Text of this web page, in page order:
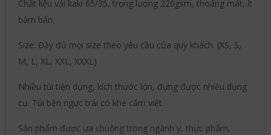
Chất liệu vải kaki 65/35, trọng lượng 220gsm, thoáng mát, ít
bám bẩn.
Size: Đầy đủ mọi size theo yêu cầu của quý khách. (XS, S,
M, L, XL, XXL, XXXL)
Nhiều túi tiện dụng, kích thước lớn, đựng được nhiều dụng
cụ. Túi bên ngực trái có khe cắm viết.
Sản phẩm được ưa chuộng trong ngành y, thực phẩm,